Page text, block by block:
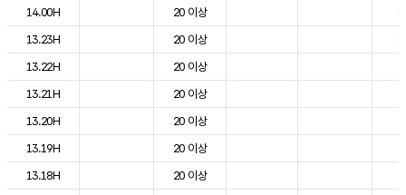
14.00H
20 이상
13.23H
20 이상
13.22H
20 이상
13.21H
20 이상
13.20H
20 이상
13.19H
20 이상
13.18H
20 이상